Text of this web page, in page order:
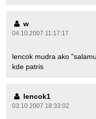
w
04.10.2007 11:17:17
lencok mudra ako
kde patris
lencok1
03.10.2007 18:33:02